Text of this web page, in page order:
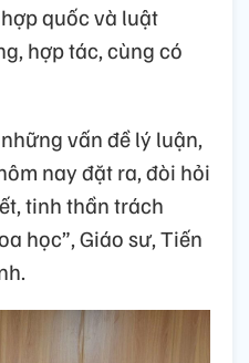
quốc và luật
hợp tác, cùng có
vấn đề lý luận,
nay đặt ra, đòi hỏi
tinh thần trách
học”, Giáo sư, Tiến